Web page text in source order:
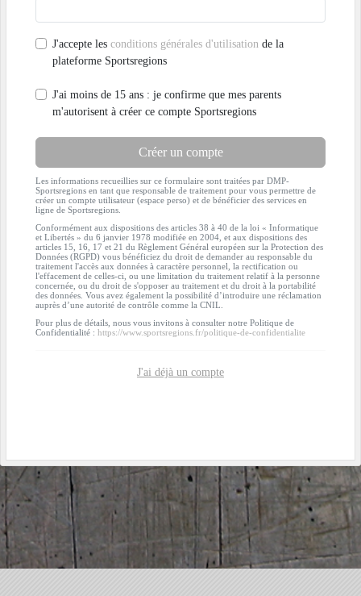
J'accepte les conditions générales d'utilisation de la
plateforme Sportsregions
J'ai moins de 15 ans : je confirme que mes parents
m'autorisent à créer ce compte Sportsregions
Créer un compte
Les informations recueillies sur ce formulaire sont traitées par DMP-
Sportsregions en tant que responsable de traitement pour vous permettre de
créer un compte utilisateur (espace perso) et de bénéficier des services en
ligne de Sportsregions.
Conformément aux dispositions des articles 38 à 40 de la loi « Informatique
et Libertés » du 6 janvier 1978 modifiée en 2004, et aux dispositions des
articles 15, 16, 17 et 21 du Règlement Général européen sur la Protection des
Données (RGPD) vous bénéficiez du droit de demander au responsable du
traitement l'accès aux données à caractère personnel, la rectification ou
l'effacement de celles-ci, ou une limitation du traitement relatif à la personne
concernée, ou du droit de s'opposer au traitement et du droit à la portabilité
des données. Vous avez également la possibilité d’introduire une réclamation
auprès d’une autorité de contrôle comme la CNIL.
Pour plus de détails, nous vous invitons à consulter notre Politique de
Confidentialité : https://www.sportsregions.fr/politique-de-confidentialite
J'ai déjà un compte